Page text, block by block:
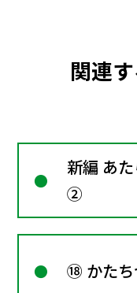
関連
新編 あ
②
⑱ かたち